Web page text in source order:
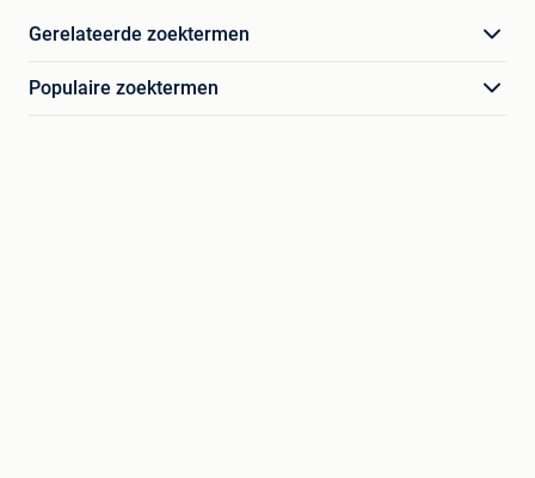
Gerelateerde zoektermen
Populaire zoektermen